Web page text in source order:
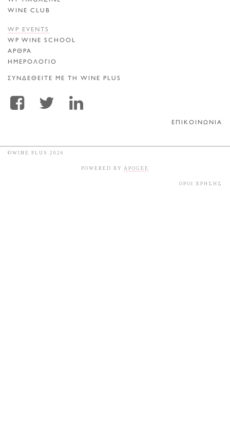
WINE CLUB
WP EVENTS
WP WINE SCHOOL
ΑΡΘΡΑ
ΗΜΕΡΟΛΟΓΙΟ
ΣΥΝΔΕΘΕΙΤΕ ΜΕ ΤΗ WINE PLUS
ΕΠΙΚΟΙΝΩΝΙΑ
©WINE PLUS 2026
POWERED BY APOGEE
ΟΡΟΙ ΧΡΗΣΗΣ